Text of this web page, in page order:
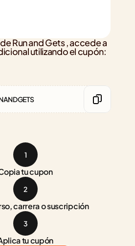
Run and Gets , accede a
utilizando el cupón:
1
tu cupon
2
carrera o suscripción
3
tu cupón